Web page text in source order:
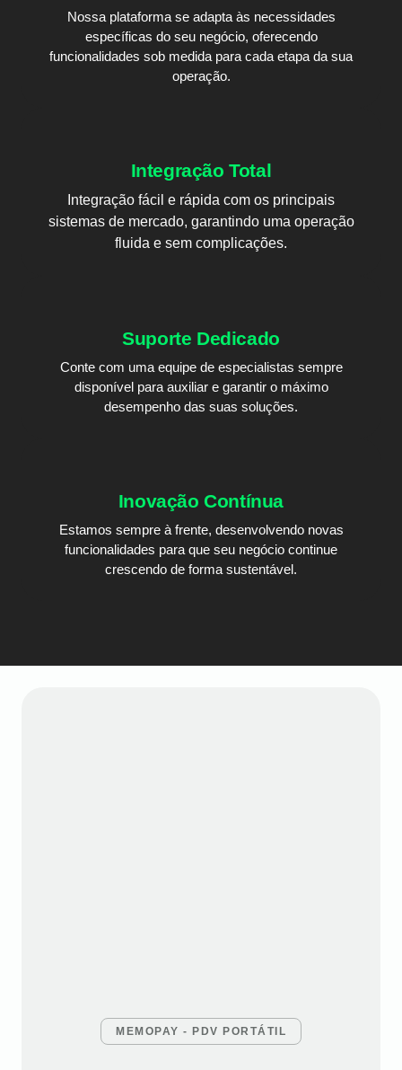
Nossa plataforma se adapta às necessidades
específicas do seu negócio, oferecendo
funcionalidades sob medida para cada etapa da sua
operação.
Integração Total
Integração fácil e rápida com os principais
sistemas de mercado, garantindo uma operação
fluida e sem complicações.
Suporte Dedicado
Conte com uma equipe de especialistas sempre
disponível para auxiliar e garantir o máximo
desempenho das suas soluções.
Inovação Contínua
Estamos sempre à frente, desenvolvendo novas
funcionalidades para que seu negócio continue
crescendo de forma sustentável.
MEMOPAY - PDV PORTÁTIL